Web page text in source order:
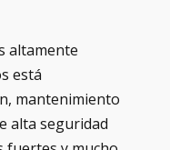
altamente
está
mantenimiento
alta seguridad